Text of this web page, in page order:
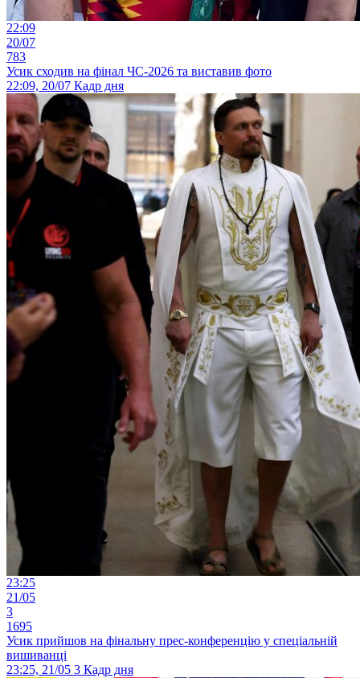
22:09
20/07
783
Усик сходив на фінал ЧС-2026 та виставив фото
22:09, 20/07 Кадр дня
23:25
21/05
3
1695
Усик прийшов на фінальну прес-конференцію у спеціальній
вишиванці
23:25, 21/05 3 Кадр дня